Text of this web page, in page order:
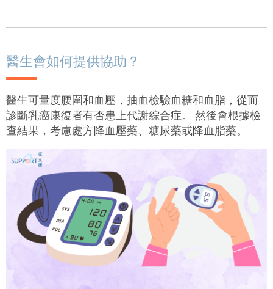
醫生會如何提供協助？
醫生可量度腰圍和血壓，抽血檢驗血糖和血脂，從而
診斷乳癌康復者有否患上代謝綜合症。 然後會根據檢
查結果，考慮處方降血壓藥、糖尿藥或降血脂藥。